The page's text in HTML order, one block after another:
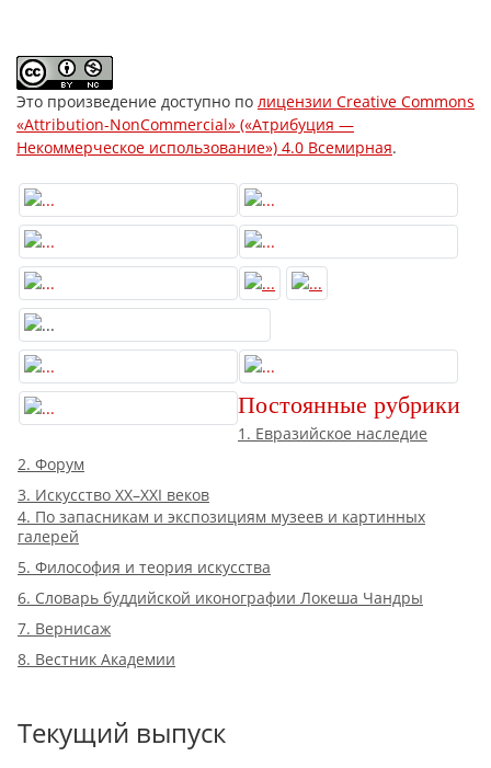
Это произведение доступно по лицензии Creative Commons
«Attribution-NonCommercial» («Атрибуция —
Некоммерческое использование») 4.0 Всемирная.
Постоянные рубрики
1. Евразийское наследие
2. Форум
3. Искусство XX–XXI веков
4. По запасникам и экспозициям музеев и картинных
галерей
5. Философия и теория искусства
6. Словарь буддийской иконографии Локеша Чандры
7. Вернисаж
8. Вестник Академии
Текущий выпуск